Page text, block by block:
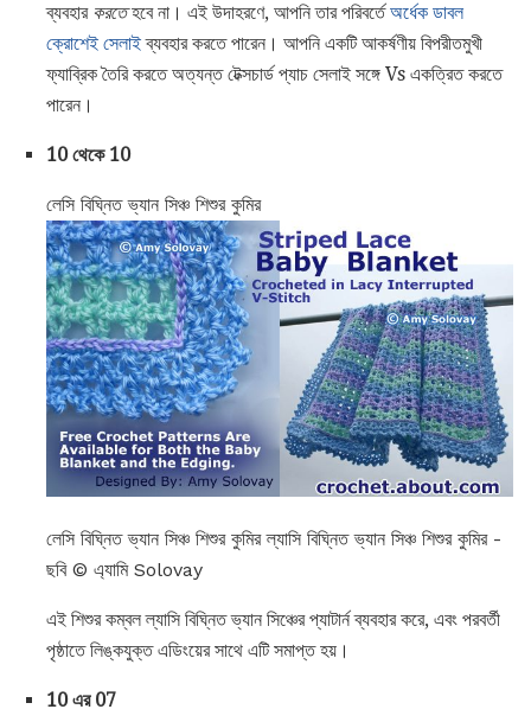
ব্যবহার করতেহবে না। এই উদাহরণে, আপনি তার পরিবর্তেঅর্ধেক ডাবল
ক্রোশেই সেলাইব্যবহার করতে পারেন। আপনি একটি আকর্ষণীয় বিপরীতমুখী
ফ্যাব্রিক তৈরি করতে অত্যন্ত টেক্সচার্ড প্যাচ সেলাই সঙ্গে Vs একত্রিত করতে
পারেন।
10 থেকে 10
লেসি বিঘ্নিত ভ্যান সিঞ্চ শিশুর কুমির
লেসি বিঘ্নিত ভ্যান সিঞ্চ শিশুর কুমির ল্যাসি বিঘ্নিত ভ্যান সিঞ্চ শিশুর কুমির -
ছবি © এ্যামি Solovay
এই শিশুর কম্বল ল্যাসি বিঘ্নিত ভ্যান সিঞ্চের প্যাটার্ন ব্যবহার করে, এবং পরবর্তী
পৃষ্ঠাতে লিঙ্কযুক্ত এডিংয়ের সাথে এটি সমাপ্ত হয়।
10 এর 07